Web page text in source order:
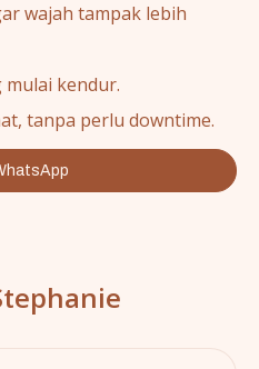
wajah tampak lebih
kendur.
tanpa perlu downtime.